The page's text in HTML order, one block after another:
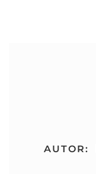
AUTOR: